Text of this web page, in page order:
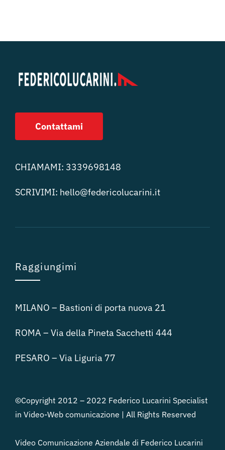
Contattami
CHIAMAMI: 3339698148
SCRIVIMI: hello@federicolucarini.it
Raggiungimi
MILANO – Bastioni di porta nuova 21
ROMA – Via della Pineta Sacchetti 444
PESARO – Via Liguria 77
©Copyright 2012 – 2022 Federico Lucarini Specialist
in Video-Web comunicazione | All Rights Reserved
Video Comunicazione Aziendale di Federico Lucarini